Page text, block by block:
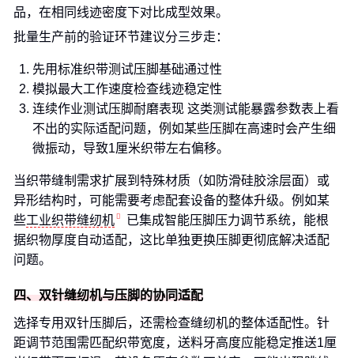
品，在相同线迹密度下对比成型效果。
批量生产前的验证环节建议分三步走：
先用标准织带测试压脚基础通过性
模拟最大工作速度检查线迹稳定性
连续作业测试压脚耐磨表现 这类测试能暴露参数表上看
不出的实际适配问题，例如某些压脚在高速时会产生细
微振动，导致1厘米织带左右偏移。
当织带缝制需求扩展到特殊材质（如防滑硅胶涂层面）或
异形结构时，可能需要考虑配套设备的整体升级。例如某
些工业织带缝纫机
已集成智能压脚压力调节系统，能根
据织物厚度自动适配，这比单独更换压脚更彻底解决适配
问题。
四、双针缝纫机与压脚的协同适配
选择专用双针压脚后，还需检查缝纫机的整体适配性。针
距调节范围需匹配织带宽度，送料牙高度应能稳定推送1厘